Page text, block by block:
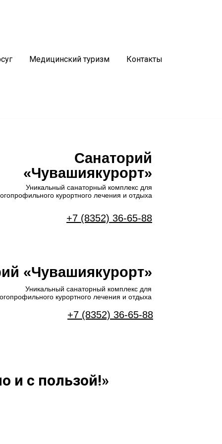
Медицинский туризм Контакты
Пн-Пт: 8.00 - 20.00
29
Санаторий
«Чувашиякурорт»
+7 (8352) 36-65-88
Уникальный санаторный комплекс для
курортного лечения и отдыха
«Чувашиякурорт»
+7 (8352) 36-65-88
Уникальный санаторный комплекс для
курортного лечения и отдыха
и с пользой!»